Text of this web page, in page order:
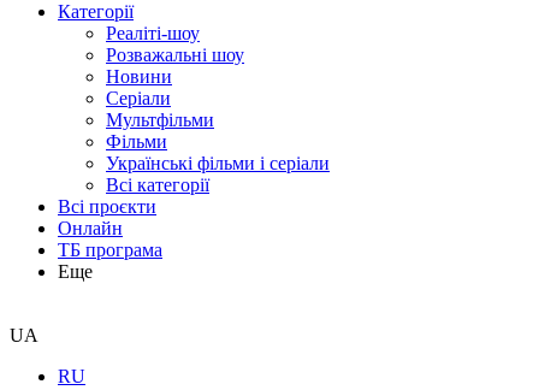
Категорії
Реаліті-шоу
Розважальні шоу
Новини
Серіали
Мультфільми
Фільми
Українські фільми і серіали
Всі категорії
Всі проєкти
Онлайн
ТБ програма
Еще
UA
RU